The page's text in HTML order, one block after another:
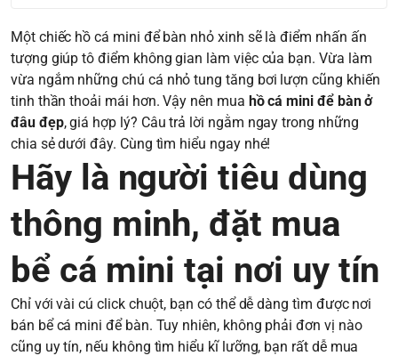
Một chiếc hồ cá mini để bàn nhỏ xinh sẽ là điểm nhấn ấn
tượng giúp tô điểm không gian làm việc của bạn. Vừa làm
vừa ngắm những chú cá nhỏ tung tăng bơi lượn cũng khiến
tinh thần thoải mái hơn. Vậy nên mua hồ cá mini để bàn ở
đâu đẹp, giá hợp lý? Câu trả lời ngằm ngay trong những
chia sẻ dưới đây. Cùng tìm hiểu ngay nhé!
Hãy là người tiêu dùng
thông minh, đặt mua
bể cá mini tại nơi uy tín
Chỉ với vài cú click chuột, bạn có thể dễ dàng tìm được nơi
bán bể cá mini để bàn. Tuy nhiên, không phải đơn vị nào
cũng uy tín, nếu không tìm hiểu kĩ lưỡng, bạn rất dễ mua